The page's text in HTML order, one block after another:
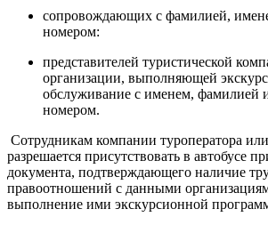
сопровождающих с фамилией,
номером:
представителей туристической
организации, выполняющей
обслуживание с именем, фамилией
номером.
Сотрудникам компании туроператора или
разрешается присутствовать в автобусе
документа, подтверждающего наличие
правоотношений с данными
выполнение ими экскурсионной